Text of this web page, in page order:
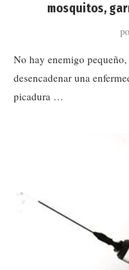
mosquitos,
No hay enemigo
desencadenar una
picadura …